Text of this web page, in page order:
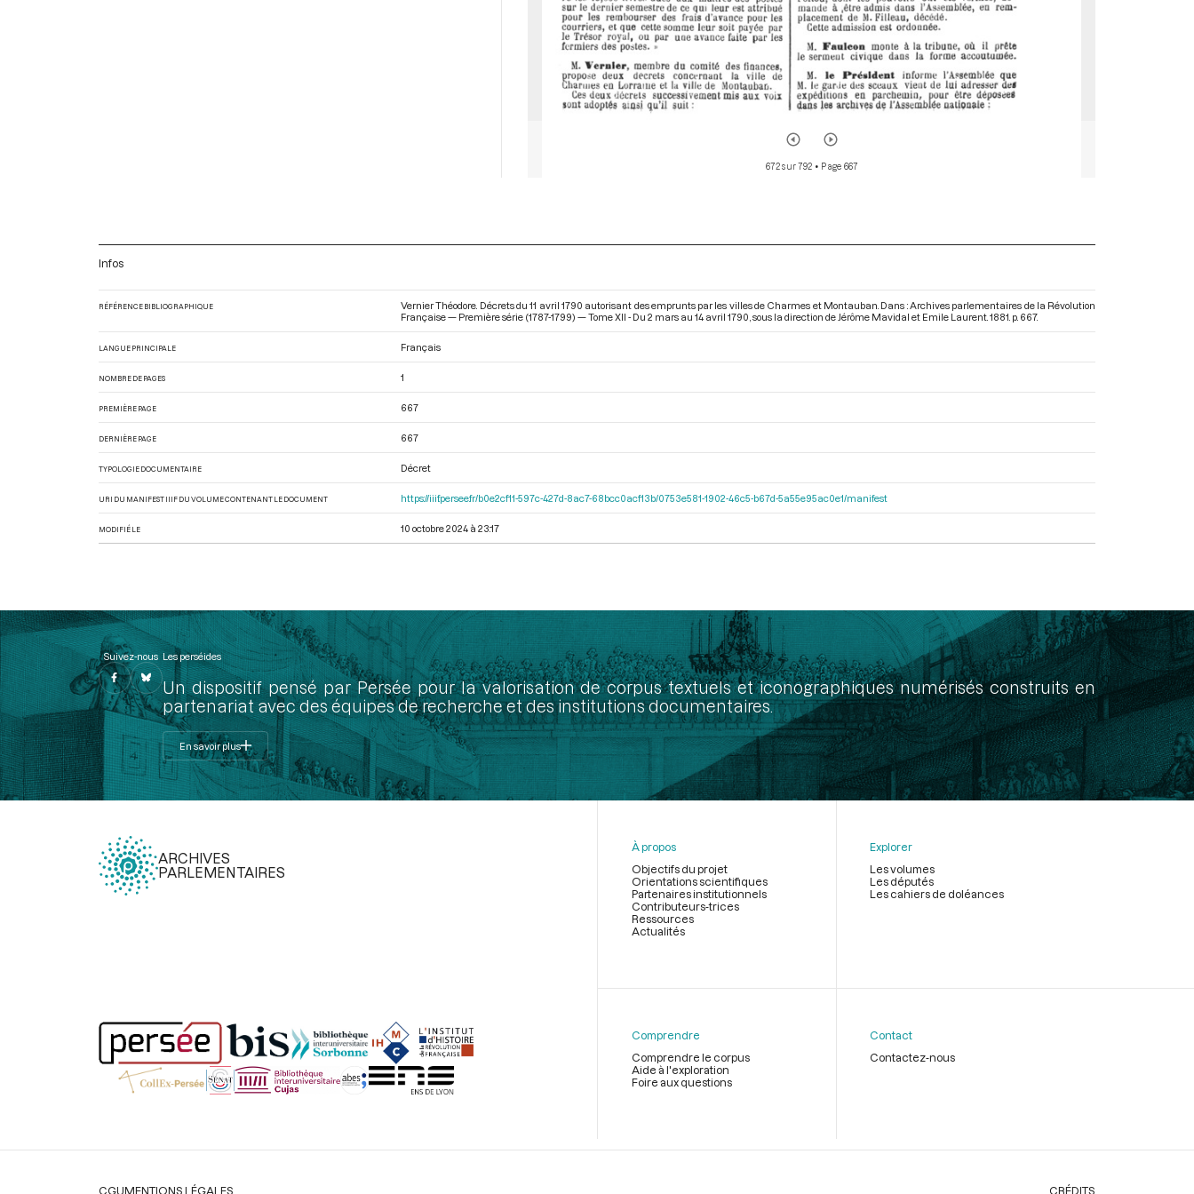
672 sur 792 • Page 667
Infos
RÉFÉRENCE BIBLIOGRAPHIQUE
Vernier Théodore. Décrets du 11 avril 1790 autorisant des emprunts par les villes de Charmes et Montauban. Dans : Archives parlementaires de la Révolution
Française — Première série (1787-1799) — Tome XII - Du 2 mars au 14 avril 1790 , sous la direction de Jérôme Mavidal et Emile Laurent. 1881. p. 667.
LANGUE PRINCIPALE Français
NOMBRE DE PAGES 1
PREMIÈRE PAGE 667
DERNIÈRE PAGE 667
TYPOLOGIE DOCUMENTAIRE Décret
URI DU MANIFEST IIIF DU VOLUME CONTENANT LE DOCUMENT https://iiif.persee.fr/b0e2cf11-597c-427d-8ac7-68bcc0acf13b/0753e581-1902-46c5-b67d-5a55e95ac0e1/manifest
MODIFIÉ LE 10 octobre 2024 à 23:17
Suivez-nous Les perséides
Un dispositif pensé par Persée pour la valorisation de corpus textuels et iconographiques numérisés construits en
partenariat avec des équipes de recherche et des institutions documentaires.
En savoir plus
ARCHIVES
PARLEMENTAIRES
page
À propos
Objectifs du projet
Orientations scientifiques
Partenaires institutionnels
Contributeurs-trices
Ressources
Actualités
Explorer
Les volumes
Les députés
Les cahiers de doléances
Comprendre
Comprendre le corpus
Aide à l'exploration
Foire aux questions
Contact
Contactez-nous
Légal
CGUMENTIONS LÉGALES CRÉDITS